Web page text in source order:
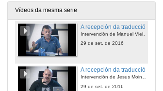
Vídeos da mesma serie
A recepción da traducción
Intervención de Manuel Vieites García
29 de set. de 2016
A recepción da traducción
Intervención de Jesus Moinhos Pardavila
29 de set. de 2016